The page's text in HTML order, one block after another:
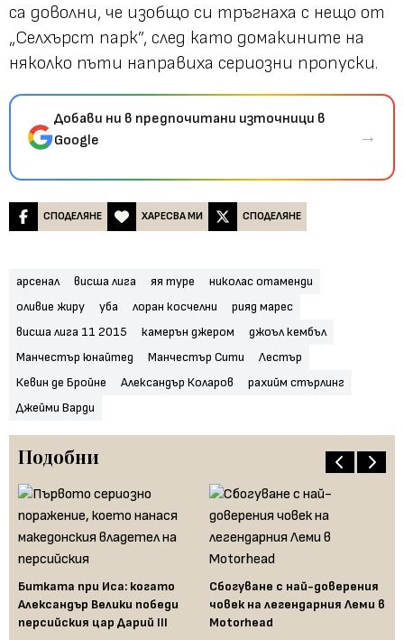
са доволни, че изобщо си тръгнаха с нещо от
„Селхърст парк”, след като домакините на
няколко пъти направиха сериозни пропуски.
Добави ни в предпочитани източници в
Google
→
СПОДЕЛЯНЕ ХАРЕСВА МИ СПОДЕЛЯНЕ
арсенал висша лига яя туре
николас отаменди
оливие жиру
уба лоран косчелни
рияд марес
висша лига 11 2015
камерън джером
джоъл кембъл
Манчестър юнайтед
Манчестър Сити
Лестър
Кевин де Бройне
Александър Коларов
рахийм стърлинг
Джейми Варди
Подобни
Битката при Иса: когато
Александър Велики победи
персийския цар Дарий III
Сбогуване с най-доверения
човек на легендарния Леми в
Motorhead